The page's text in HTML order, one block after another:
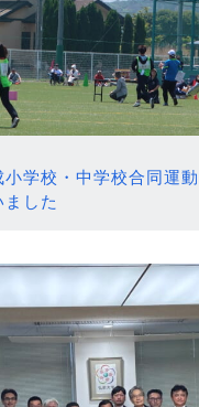
小学校・中学校合同運
した